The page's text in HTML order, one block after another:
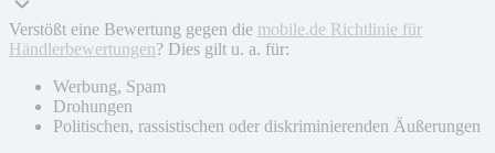
Verstößt eine Bewertung gegen die mobile.de Richtlinie für
Händlerbewertungen? Dies gilt u. a. für:
Werbung, Spam
Drohungen
Politischen, rassistischen oder diskriminierenden Äußerungen